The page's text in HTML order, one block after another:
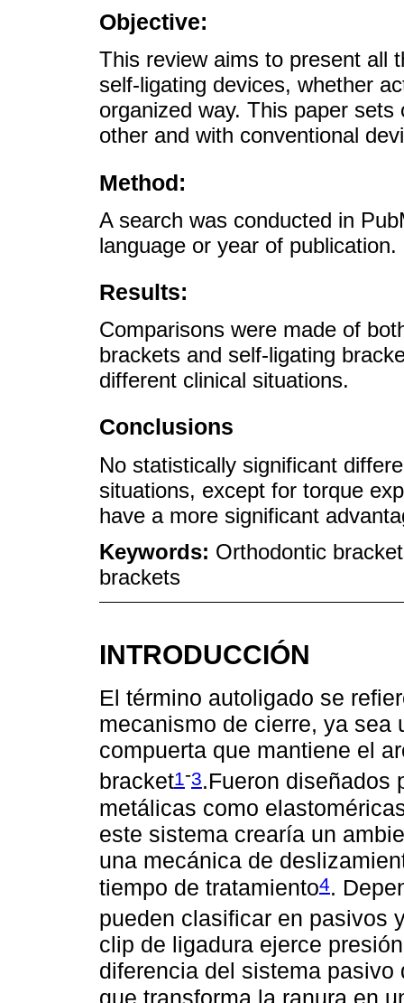
Objective:
This review aims to present all
self-ligating devices, whether
organized way. This paper
other and with conventional
Method:
A search was conducted in
language or year of publication.
Results:
Comparisons were made of
brackets and self-ligating
different clinical situations.
Conclusions
No statistically significant
situations, except for torque
have a more significant
Keywords: Orthodontic
brackets
INTRODUCCIÓN
El término autoligado se
mecanismo de cierre, ya sea
compuerta que mantiene el
bracket1 -3.Fueron diseñados
metálicas como
este sistema crearía un
una mecánica de
tiempo de tratamiento4.
pueden clasificar en pasivos
clip de ligadura ejerce
diferencia del sistema